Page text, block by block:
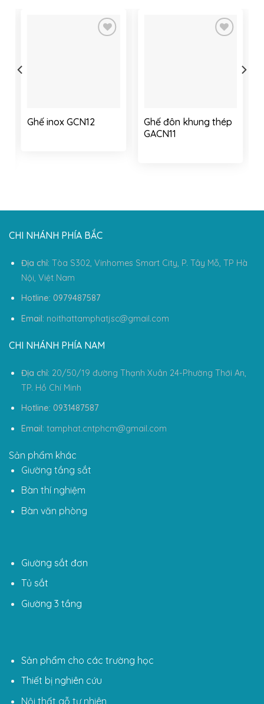
Ghế inox GCN12
Ghế đôn khung thép
GACN11
CHI NHÁNH PHÍA BẮC
Địa chỉ: Tòa S302, Vinhomes Smart City, P. Tây Mỗ, TP Hà
Nội, Việt Nam
Hotline: 0979487587
Email: noithattamphatjsc@gmail.com
CHI NHÁNH PHÍA NAM
Địa chỉ: 20/50/19 đường Thạnh Xuân 24-Phường Thới An,
TP. Hồ Chí Minh
Hotline: 0931487587
Email: tamphat.cntphcm@gmail.com
Sản phẩm khác
Giường tầng sắt
Bàn thí nghiệm
Bàn văn phòng
Giường sắt đơn
Tủ sắt
Giường 3 tầng
Sản phẩm cho các trường học
Thiết bị nghiên cứu
Nội thất gỗ tự nhiên